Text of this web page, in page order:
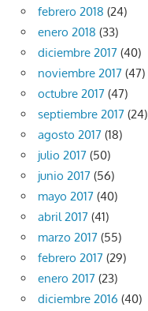
febrero 2018 (24)
enero 2018 (33)
diciembre 2017 (40)
noviembre 2017 (47)
octubre 2017 (47)
septiembre 2017 (24)
agosto 2017 (18)
julio 2017 (50)
junio 2017 (56)
mayo 2017 (40)
abril 2017 (41)
marzo 2017 (55)
febrero 2017 (29)
enero 2017 (23)
diciembre 2016 (40)